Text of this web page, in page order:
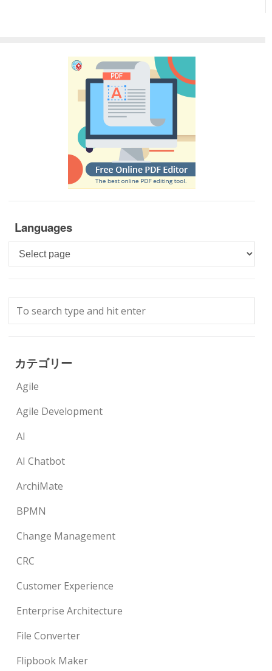
Languages
Languages
カテゴリー
Agile
Agile Development
AI
AI Chatbot
ArchiMate
BPMN
Change Management
CRC
Customer Experience
Enterprise Architecture
File Converter
Flipbook Maker